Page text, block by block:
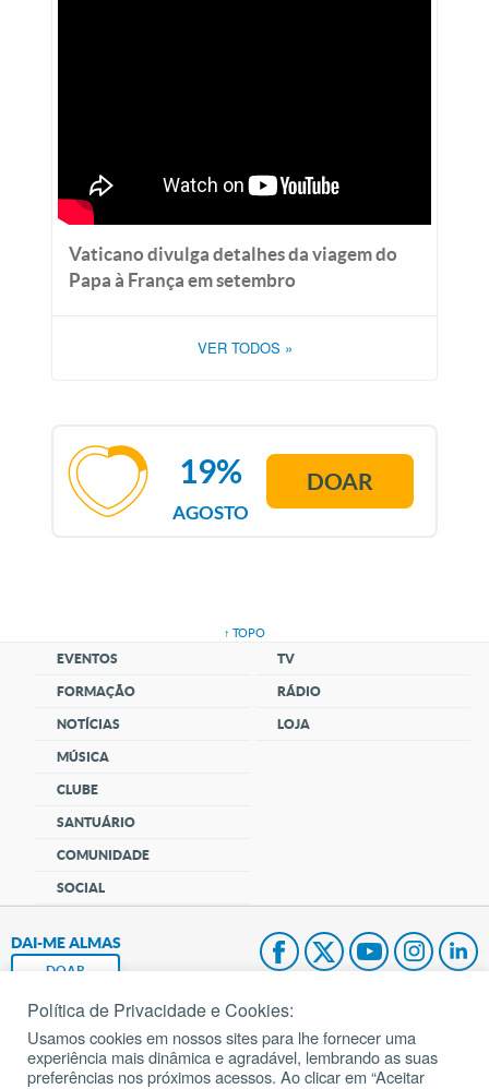
Vaticano divulga detalhes da viagem do
Papa à França em setembro
VER TODOS »
AGOSTO
19% DOAR
↑ TOPO
EVENTOS
FORMAÇÃO
NOTÍCIAS
MÚSICA
CLUBE
SANTUÁRIO
COMUNIDADE
SOCIAL
TV
RÁDIO
LOJA
DAI-ME ALMAS
DOAR
Fundação João Paulo II
Pedido de Oração
Política de Privacidade e Cookies:
Usamos cookies em nossos sites para lhe fornecer uma
experiência mais dinâmica e agradável, lembrando as suas
preferências nos próximos acessos. Ao clicar em “Aceitar